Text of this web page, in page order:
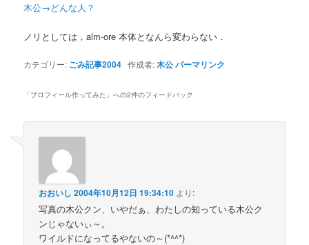
木公→どんな人？
ノリとしては，alm-ore 本体となんら変わらない．
カテゴリー: ごみ記事2004 作成者:木公パーマリンク
「プロフィール作ってみた 」への2件のフィードバック
おおいし 2004年10月12日 19:34:10 より:
写真の木公クン、いやだぁ、わたしの知っている木公ク
ンじゃないぃ～。
ワイルドになってるやないの～(*^^*)